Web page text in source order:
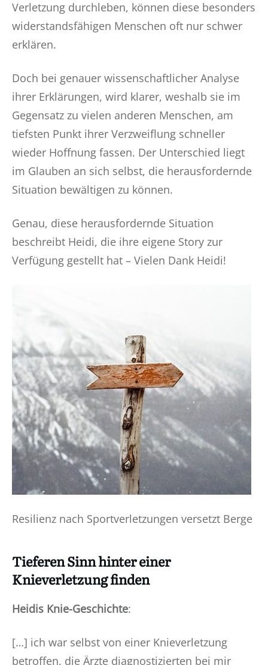
Verletzung durchleben, können diese besonders
widerstandsfähigen Menschen oft nur schwer
erklären.
Doch bei genauer wissenschaftlicher Analyse
ihrer Erklärungen, wird klarer, weshalb sie im
Gegensatz zu vielen anderen Menschen, am
tiefsten Punkt ihrer Verzweiflung schneller
wieder Hoffnung fassen. Der Unterschied liegt
im Glauben an sich selbst, die herausfordernde
Situation bewältigen zu können.
Genau, diese herausfordernde Situation
beschreibt Heidi, die ihre eigene Story zur
Verfügung gestellt hat – Vielen Dank Heidi!
Resilienz nach Sportverletzungen versetzt Berge
Tieferen Sinn hinter einer
Knieverletzung finden
Heidis Knie-Geschichte:
[…] ich war selbst von einer Knieverletzung
betroffen, die Ärzte diagnostizierten bei mir